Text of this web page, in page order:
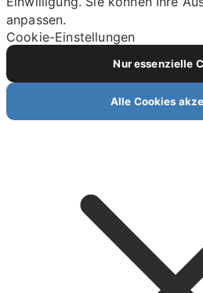
anpassen.
Cookie-Einstellungen
Nur essenzielle
Alle Cookies